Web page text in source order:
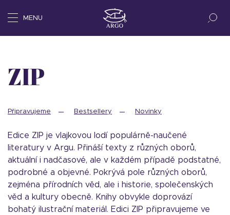
MENU
ZIP
Připravujeme Bestsellery Novinky
Edice ZIP je vlajkovou lodí populárně-naučené
literatury v Argu. Přináší texty z různých oborů,
aktuální i nadčasové, ale v každém případě podstatné,
podrobné a objevné. Pokrývá pole různých oborů,
zejména přírodních věd, ale i historie, společenských
věd a kultury obecně. Knihy obvykle doprovází
bohatý ilustrační materiál. Edici ZIP připravujeme ve